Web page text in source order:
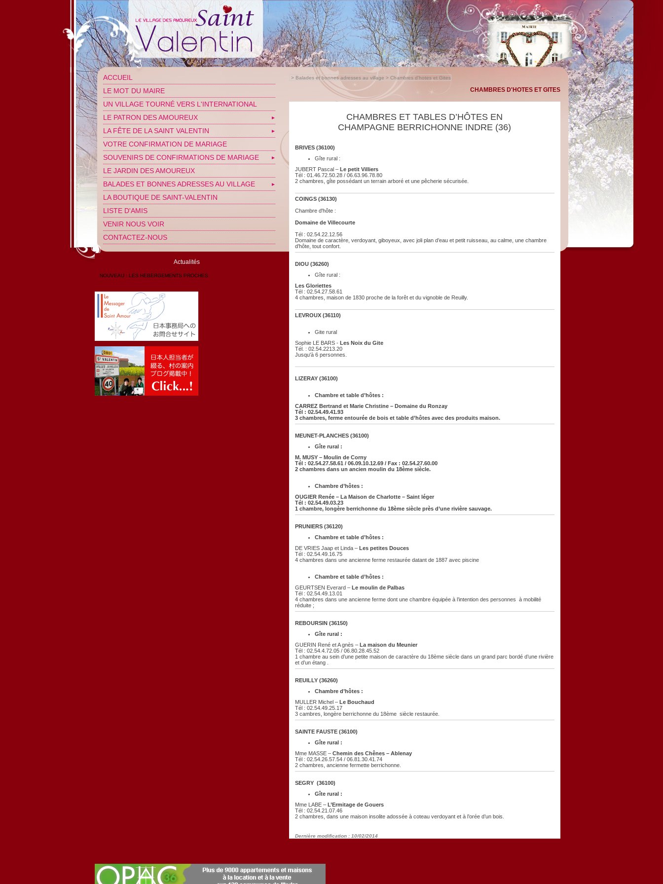
ACCUEIL
LE MOT DU MAIRE
UN VILLAGE TOURNÉ VERS L'INTERNATIONAL
LE PATRON DES AMOUREUX
▼
LA FÊTE DE LA SAINT VALENTIN ▼
VOTRE CONFIRMATION DE MARIAGE
SOUVENIRS DE CONFIRMATIONS DE MARIAGE
▼
LE JARDIN DES AMOUREUX
BALADES ET BONNES ADRESSES AU VILLAGE
▼
LA BOUTIQUE DE SAINT-VALENTIN
LISTE D'AMIS
VENIR NOUS VOIR
CONTACTEZ-NOUS
Actualités
NOUVEAU : LES HEBERGEMENTS PROCHES
> Balades et bonnes adresses au village > Chambres d'hotes et Gites
CHAMBRES D'HOTES ET GITES
CHAMBRES ET TABLES D’HÔTES EN
CHAMPAGNE BERRICHONNE INDRE (36)
BRIVES (36100)
Gîte rural :
JUBERT Pascal – Le petit Villiers
Tél : 01.46.72.50.28 / 06.63.96.78.80
2 chambres, gîte possédant un terrain arboré et une pêcherie sécurisée.
COINGS (36130)
Chambre d'hôte :
Domaine de Villecourte
Tél : 02.54.22.12.56
Domaine de caractère, verdoyant, giboyeux, avec joli plan d’eau et petit ruisseau, au calme, une chambre
d’hôte, tout confort.
DIOU (36260)
Gîte rural :
Les Gloriettes
Tél : 02.54.27.58.61
4 chambres, maison de 1830 proche de la forêt et du vignoble de Reuilly.
LEVROUX (36110)
Gite rural
Sophie LE BARS - Les Noix du Gite
Tél. : 02.54.2213.20
Jusqu'à 6 personnes.
LIZERAY (36100)
Chambre et table d’hôtes :
CARREZ Bertrand et Marie Christine – Domaine du Ronzay
Tél : 02.54.49.41.93
3 chambres, ferme entourée de bois et table d’hôtes avec des produits maison.
MEUNET-PLANCHES (36100)
Gîte rural :
M. MUSY – Moulin de Corny
Tél : 02.54.27.58.61 / 06.09.10.12.69 / Fax : 02.54.27.60.00
2 chambres dans un ancien moulin du 18ème siècle.
Chambre d’hôtes :
OUGIER Renée – La Maison de Charlotte– Saint léger
Tél : 02.54.49.03.23
1 chambre, longère berrichonne du 18ème siècle près d’une rivière sauvage.
PRUNIERS (36120)
Chambre et table d’hôtes :
DE VRIES Jaap et Linda – Les petites Douces
Tél : 02.54.49.16.75
4 chambres dans une ancienne ferme restaurée datant de 1887 avec piscine
Chambre et table d’hôtes :
GEURTSEN Everard – Le moulin de Palbas
Tél : 02.54.49.13.01
4 chambres dans une ancienne ferme dont une chambre équipée à l’intention des personnes à mobilité
réduite ;
REBOURSIN (36150)
Gîte rural :
GUERIN René et A gnès – La maison du Meunier
Tél : 02.54.4.72.05 / 06.80.28.45.52
1 chambre au sein d’une petite maison de caractère du 18ème siècle dans un grand parc bordé d’une rivière
et d’un étang .
REUILLY (36260)
Chambre d’hôtes :
MULLER Michel –Le Bouchaud
Tél : 02.54.49.25.17
3 cambres, longère berrichonne du 18ème siècle restaurée.
SAINTE FAUSTE (36100)
Gîte rural :
Mme MASSE –Chemin des Chênes – Ablenay
Tél : 02.54.26.57.54 / 06.81.30.41.74
2 chambres, ancienne fermette berrichonne.
SEGRY (36100)
Gîte rural :
Mme LABE – L’Ermitage de Gouers
Tél : 02.54.21.07.46
2 chambres, dans une maison insolite adossée à coteau verdoyant et à l’orée d’un bois.
Dernière modification : 10/02/2014